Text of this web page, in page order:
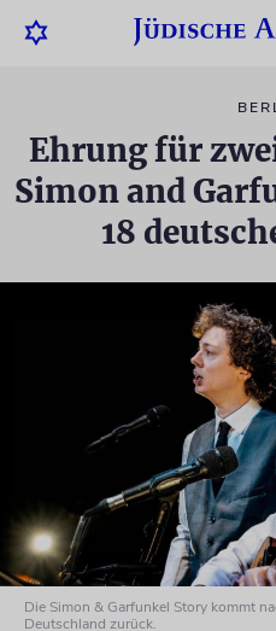
Ehrung für
Simon and
18
Die Simon & Garfunkel Story kommt
Deutschland zurück.